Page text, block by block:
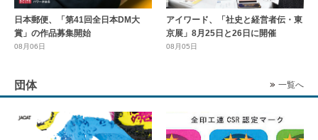
日本郵便、「第41回全日本DM大
賞」の作品募集開始
08月06日
アイワード、「社史と経営者伝・東
京展」8月25日と26日に開催
08月05日
団体 一覧へ